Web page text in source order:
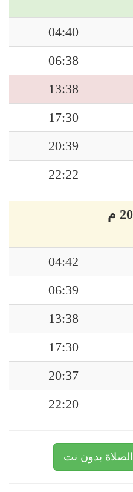
04:40
06:38
13:38
17:30
20:39
22:22
04:42
06:39
13:38
17:30
20:37
22:20
بدون نت